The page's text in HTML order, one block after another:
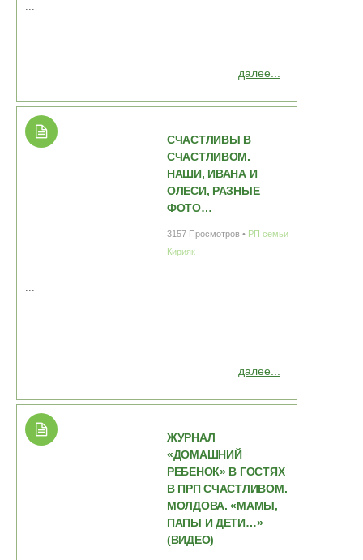
далее...
...
СЧАСТЛИВЫ В
СЧАСТЛИВОМ.
НАШИ, ИВАНА И
ОЛЕСИ, РАЗНЫЕ
ФОТО…
3157 Просмотров • РП семьи
Кирияк
далее...
...
ЖУРНАЛ
«ДОМАШНИЙ
РЕБЕНОК» В ГОСТЯХ
В ПРП СЧАСТЛИВОМ.
МОЛДОВА. «МАМЫ,
ПАПЫ И ДЕТИ…»
(ВИДЕО)